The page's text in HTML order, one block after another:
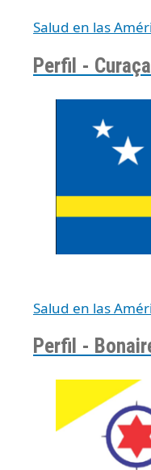
Salud en las
Perfil -
Salud en las
Perfil -